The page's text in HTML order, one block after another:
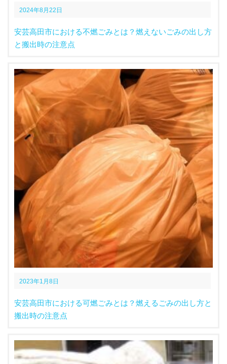
2024年8月22日
安芸高田市における不燃ごみとは？燃えないごみの出し方
と搬出時の注意点
2023年1月8日
安芸高田市における可燃ごみとは？燃えるごみの出し方と
搬出時の注意点